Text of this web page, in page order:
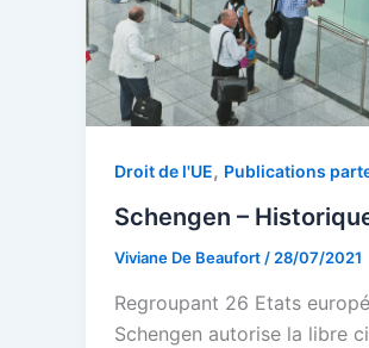
Droit de l'UE, Publications
Schengen –
Viviane De Beaufort / 28/07/2021
Regroupant 26 Etats
Schengen autorise la libre